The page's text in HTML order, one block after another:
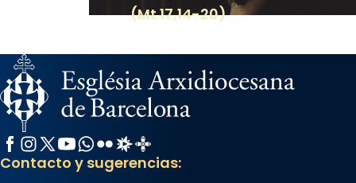
(Mt 17,14-20)
Facebook
Instagram
X / Twitter
YouTube
WhatsApp
FlickrRadio Estel
Catalunya Cristiana
Contacto y sugerencias: